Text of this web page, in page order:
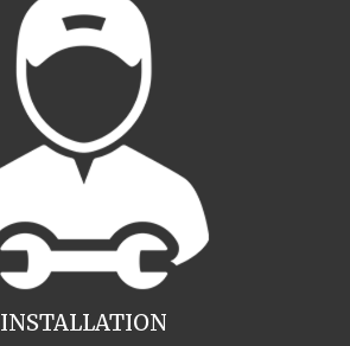
INSTALLATION